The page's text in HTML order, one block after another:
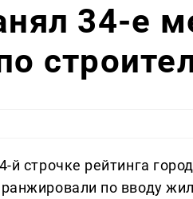
34-е
й строчке рейтинга
по вводу